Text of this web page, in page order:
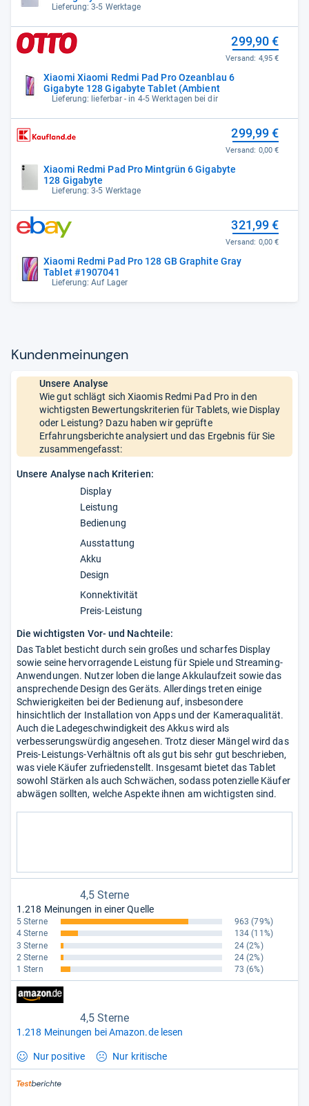
Lieferung: 3-5 Werktage
Xiaomi Xiaomi Redmi Pad Pro Ozeanblau 6
Gigabyte 128 Gigabyte Tablet (Ambient
Lieferung: lieferbar - in 4-5 Werktagen bei dir
299,90 €
Versand: 4,95 €
Xiaomi Redmi Pad Pro Mintgrün 6 Gigabyte
128 Gigabyte
Lieferung: 3-5 Werktage
299,99 €
Versand: 0,00 €
Xiaomi Redmi Pad Pro 128 GB Graphite Gray
Tablet #1907041
Lieferung: Auf Lager
321,99 €
Versand: 0,00 €
Kun­den­mei­nun­gen
Unsere Analyse
Wie gut schlägt sich Xiaomis Redmi Pad Pro in den
wichtigsten Bewertungskriterien für Tablets, wie Display
oder Leistung? Dazu haben wir geprüfte
Erfahrungsberichte analysiert und das Ergebnis für Sie
zusammengefasst:
Unsere Analyse nach Kriterien:
Display
Leistung
Bedienung
Ausstattung
Akku
Design
Konnektivität
Preis-Leistung
Die wichtigsten Vor- und Nachteile:
Das Tablet besticht durch sein großes und scharfes Display
sowie seine hervorragende Leistung für Spiele und Streaming-
Anwendungen. Nutzer loben die lange Akkulaufzeit sowie das
ansprechende Design des Geräts. Allerdings treten einige
Schwierigkeiten bei der Bedienung auf, insbesondere
hinsichtlich der Installation von Apps und der Kameraqualität.
Auch die Ladegeschwindigkeit des Akkus wird als
verbesserungswürdig angesehen. Trotz dieser Mängel wird das
Preis-Leistungs-Verhältnis oft als gut bis sehr gut beschrieben,
was viele Käufer zufriedenstellt. Insgesamt bietet das Tablet
sowohl Stärken als auch Schwächen, sodass potenzielle Käufer
abwägen sollten, welche Aspekte ihnen am wichtigsten sind.
4,5 Sterne
1.218 Meinungen in einer Quelle
5 Sterne 963 (79%)
4 Sterne
134 (11%)
3 Sterne
24 (2%)
2 Sterne
24 (2%)
1 Stern
73 (6%)
4,5 Sterne
1.218 Meinungen bei Amazon.de lesen
Nur positive Nur kritische